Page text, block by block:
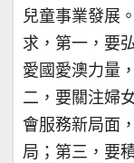
兒童事業發展
求，第一，要
愛國愛澳力量
二，要關注婦
會服務新局面
局；第三，要